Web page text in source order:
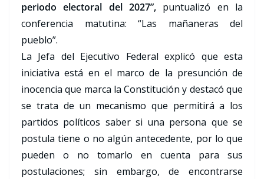
periodo electoral del 2027”, puntualizó en la
conferencia matutina: “Las mañaneras del
pueblo”.
La Jefa del Ejecutivo Federal explicó que esta
iniciativa está en el marco de la presunción de
inocencia que marca la Constitución y destacó que
se trata de un mecanismo que permitirá a los
partidos políticos saber si una persona que se
postula tiene o no algún antecedente, por lo que
pueden o no tomarlo en cuenta para sus
postulaciones; sin embargo, de encontrarse